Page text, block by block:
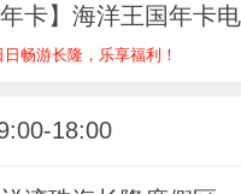
年卡】海洋王国年卡
畅游长隆，乐享福利！
18:00